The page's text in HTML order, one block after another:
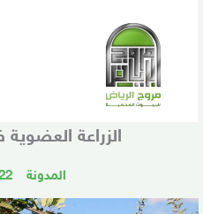
الزراعة
المدونة